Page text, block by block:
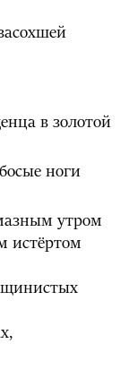
в золотой
ноги
утром
истёртом